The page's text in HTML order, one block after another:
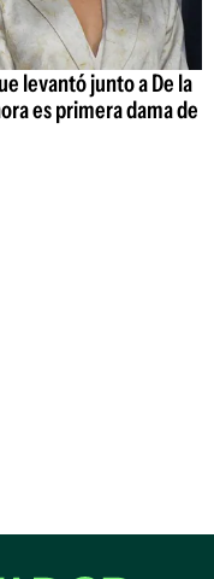
levantó junto a De la
es primera dama de